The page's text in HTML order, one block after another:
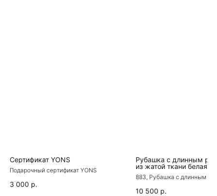
Сертификат YONS
Подарочный сертификат YONS
3 000 р.
Рубашка с длинным
из жатой ткани белая
883, Рубашка с длинным
10 500 р.